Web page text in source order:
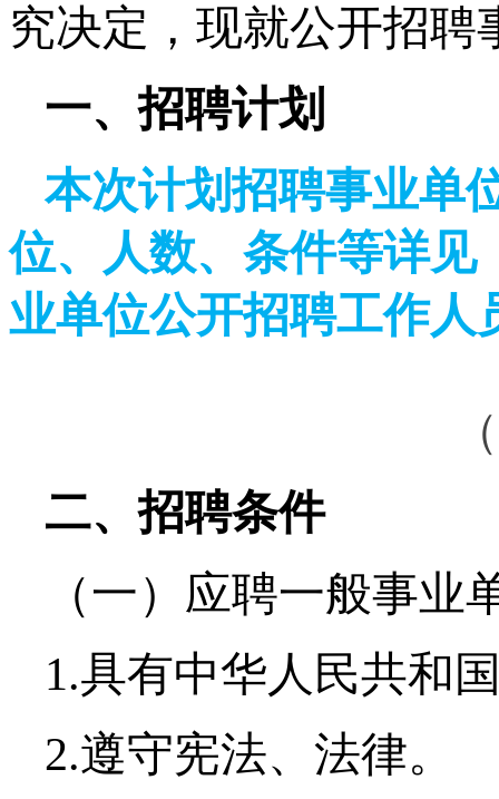
究决定，现就公开招
一、招聘计划
本次计划招聘事业单
位、人数、条件等详见
业单位公开招聘工作人
（
二、招聘条件
（一）应聘一般事业
1.具有中华人民共和
2.遵守宪法、法律。